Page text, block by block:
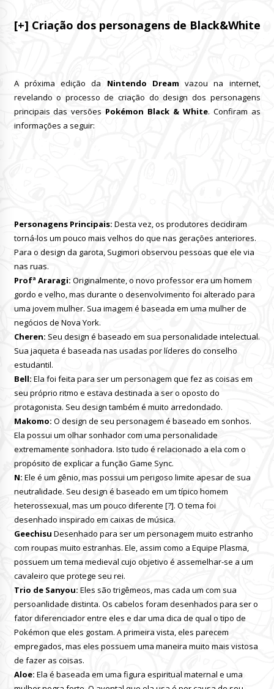
[+] Criação dos personagens de Black&White
A próxima edição da Nintendo Dream vazou na internet,
revelando o processo de criação do design dos personagens
principais das versões Pokémon Black & White. Confiram as
informações a seguir:
Personagens Principais: Desta vez, os produtores decidiram
torná-los um pouco mais velhos do que nas gerações anteriores.
Para o design da garota, Sugimori observou pessoas que ele via
nas ruas.
Profª Araragi: Originalmente, o novo professor era um homem
gordo e velho, mas durante o desenvolvimento foi alterado para
uma jovem mulher. Sua imagem é baseada em uma mulher de
negócios de Nova York.
Cheren: Seu design é baseado em sua personalidade intelectual.
Sua jaqueta é baseada nas usadas por líderes do conselho
estudantil.
Bell: Ela foi feita para ser um personagem que fez as coisas em
seu próprio ritmo e estava destinada a ser o oposto do
protagonista. Seu design também é muito arredondado.
Makomo: O design de seu personagem é baseado em sonhos.
Ela possui um olhar sonhador com uma personalidade
extremamente sonhadora. Isto tudo é relacionado a ela com o
propósito de explicar a função Game Sync.
N: Ele é um gênio, mas possui um perigoso limite apesar de sua
neutralidade. Seu design é baseado em um típico homem
heterossexual, mas um pouco diferente [?]. O tema foi
desenhado inspirado em caixas de música.
Geechisu Desenhado para ser um personagem muito estranho
com roupas muito estranhas. Ele, assim como a Equipe Plasma,
possuem um tema medieval cujo objetivo é assemelhar-se a um
cavaleiro que protege seu rei.
Trio de Sanyou: Eles são trigêmeos, mas cada um com sua
persoanlidade distinta. Os cabelos foram desenhados para ser o
fator diferenciador entre eles e dar uma dica de qual o tipo de
Pokémon que eles gostam. A primeira vista, eles parecem
empregados, mas eles possuem uma maneira muito mais vistosa
de fazer as coisas.
Aloe: Ela é baseada em uma figura espiritual maternal e uma